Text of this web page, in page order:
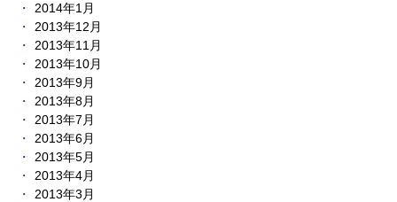
2014年1月
2013年12月
2013年11月
2013年10月
2013年9月
2013年8月
2013年7月
2013年6月
2013年5月
2013年4月
2013年3月